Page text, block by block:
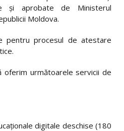
și aprobate de Ministerul
Moldova.
pentru procesul de atestare
oferim următoarele servicii de
digitale deschise (180